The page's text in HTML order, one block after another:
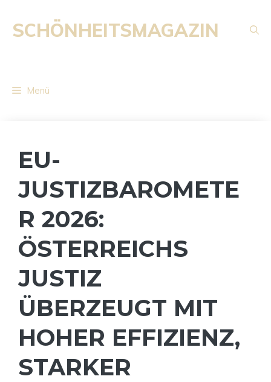
Inhalt
springen
SCHÖNHEITSMAGAZIN
Menü
EU-
JUSTIZBAROMETE
R 2026:
ÖSTERREICHS
JUSTIZ
ÜBERZEUGT MIT
HOHER EFFIZIENZ,
STARKER